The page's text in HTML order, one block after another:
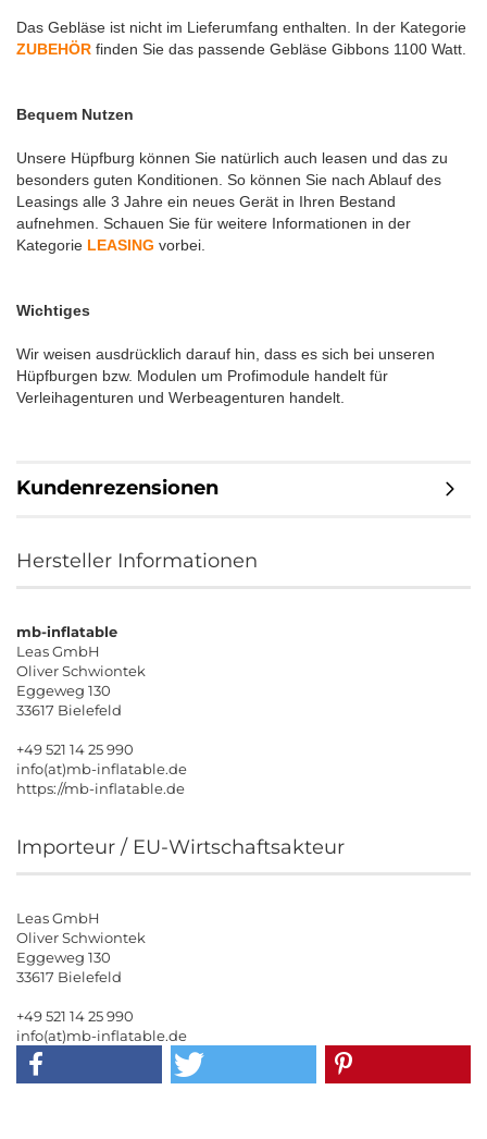
Das Gebläse ist nicht im Lieferumfang enthalten. In der Kategorie
ZUBEHÖR finden Sie das passende Gebläse Gibbons 1100 Watt.
Bequem Nutzen
Unsere Hüpfburg können Sie natürlich auch leasen und das zu
besonders guten Konditionen. So können Sie nach Ablauf des
Leasings alle 3 Jahre ein neues Gerät in Ihren Bestand
aufnehmen. Schauen Sie für weitere Informationen in der
Kategorie LEASING vorbei.
Wichtiges
Wir weisen ausdrücklich darauf hin, dass es sich bei unseren
Hüpfburgen bzw. Modulen um Profimodule handelt für
Verleihagenturen und Werbeagenturen handelt.
Kundenrezensionen
Hersteller Informationen
mb-inflatable
Leas GmbH
Oliver Schwiontek
Eggeweg 130
33617 Bielefeld
+49 521 14 25 990
info(at)mb-inflatable.de
https://mb-inflatable.de
Importeur / EU-Wirtschaftsakteur
Leas GmbH
Oliver Schwiontek
Eggeweg 130
33617 Bielefeld
+49 521 14 25 990
info(at)mb-inflatable.de